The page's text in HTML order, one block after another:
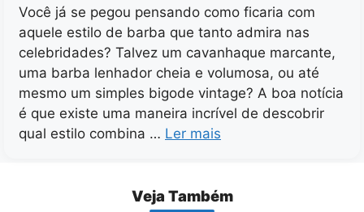
Você já se pegou pensando como ficaria com
aquele estilo de barba que tanto admira nas
celebridades? Talvez um cavanhaque marcante,
uma barba lenhador cheia e volumosa, ou até
mesmo um simples bigode vintage? A boa notícia
é que existe uma maneira incrível de descobrir
qual estilo combina … Ler mais
Veja Também